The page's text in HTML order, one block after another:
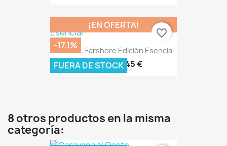
Everdell: Farshore Edición Esencial
50,00 €41,45 €
¡EN OFERTA!
-17,1%
FUERA DE STOCK
favorite_border
8 otros productos en la misma
categoría: